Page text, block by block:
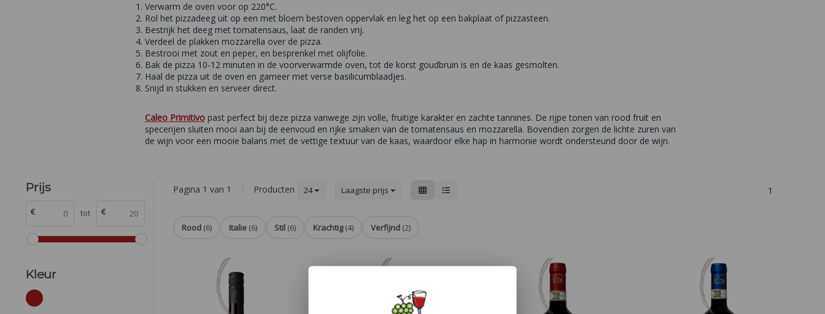
Verwarm de oven voor op 220°C.
Rol het pizzadeeg uit op een met bloem bestoven oppervlak en leg het op een bakplaat of pizzasteen.
Bestrijk het deeg met tomatensaus, laat de randen vrij.
Verdeel de plakken mozzarella over de pizza.
Bestrooi met zout en peper, en besprenkel met olijfolie.
Bak de pizza 10-12 minuten in de voorverwarmde oven, tot de korst goudbruin is en de kaas gesmolten.
Haal de pizza uit de oven en garneer met verse basilicumblaadjes.
Snijd in stukken en serveer direct.
Caleo Primitivopast perfect bij deze pizza vanwege zijn volle, fruitige karakter en zachte tannines. De rijpe tonen van rood fruit en
specerijen sluiten mooi aan bij de eenvoud en rijke smaken van de tomatensaus en mozzarella. Bovendien zorgen de lichte zuren van
de wijn voor een mooie balans met de vettige textuur van de kaas, waardoor elke hap in harmonie wordt ondersteund door de wijn.
Prijs
€ tot €
Kleur
Pagina 1 van 1 Producten 24 Laagste prijs 1
Rood (6) Italie (6) Stil (6) Krachtig (4) Verfijnd (2)